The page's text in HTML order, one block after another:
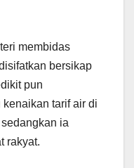
membidas
bersikap
pun
tarif air di
ia
rakyat.